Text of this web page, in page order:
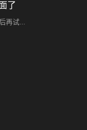
了
再试...